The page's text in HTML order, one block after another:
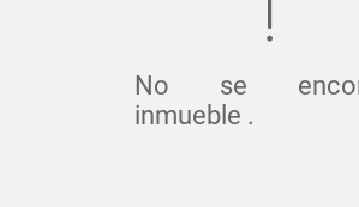
No se
inmueble .